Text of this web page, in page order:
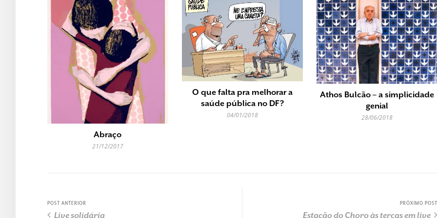
Abraço
21/12/2017
O que falta pra melhorar a
saúde pública no DF?
04/01/2018
Athos Bulcão – a simplicidade
genial
28/06/2018
POST ANTERIOR
Live solidária
PRÓXIMO POST
Estação do Choro às terças em live